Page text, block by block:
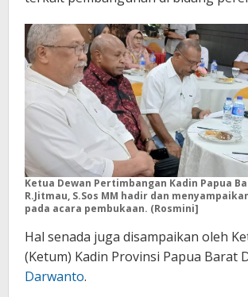
Ketua Dewan Pertimbangan Kadin Papua
R.Jitmau, S.Sos MM hadir dan
pada acara pembukaan. (Rosmini]
Hal senada juga disampaikan oleh
(Ketum) Kadin Provinsi Papua Barat
Darwanto.